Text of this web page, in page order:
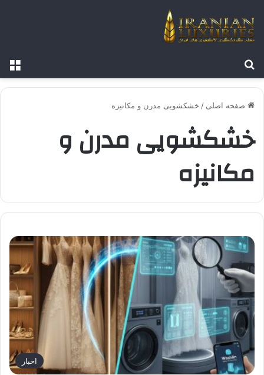
صفحه اصلی / خشکشویی مدرن و مکانیزه
خشکشویی مدرن و
مکانیزه
اخبار